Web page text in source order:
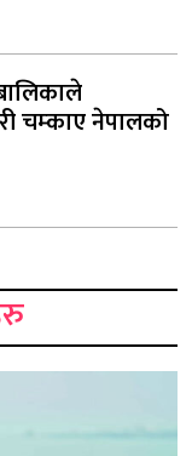
चम्काए नेपालको